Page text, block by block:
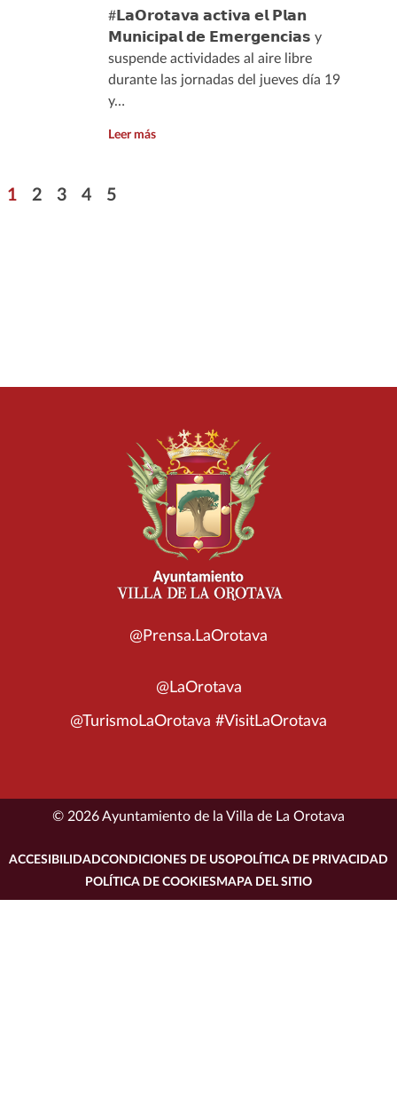
#𝗟𝗮𝗢𝗿𝗼𝘁𝗮𝘃𝗮 𝗮𝗰𝘁𝗶𝘃𝗮 𝗲𝗹 𝗣𝗹𝗮𝗻
𝗠𝘂𝗻𝗶𝗰𝗶𝗽𝗮𝗹 𝗱𝗲 𝗘𝗺𝗲𝗿𝗴𝗲𝗻𝗰𝗶𝗮𝘀 y
suspende actividades al aire libre
durante las jornadas del jueves día 19
y…
Leer más
Paginación
Página
1 Página
2 Página
3 Página
4 Página
5
@Prensa.LaOrotava
@LaOrotava
@TurismoLaOrotava #VisitLaOrotava
© 2026 Ayuntamiento de la Villa de La Orotava
ACCESIBILIDADCONDICIONES DE USO POLÍTICA DE PRIVACIDAD
POLÍTICA DE COOKIESMAPA DEL SITIO